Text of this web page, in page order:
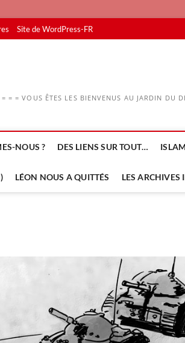
Site de WordPress-FR
= = VOUS ÊTES LES BIENVENUS AU JARDIN DU
NOUS ? DES LIENS SUR TOUT…
LÉON NOUS A QUITTÉS LES ARCHIVES